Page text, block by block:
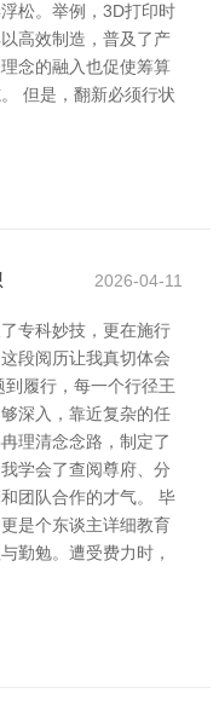
松。举例，3D打印时
高效制造，普及了产
念的融入也促使筹算
但是，翻新必须行状
2026-04-11
专科妙技，更在施行
段阅历让我真切体会
履行，每一个行径王
深入，靠近复杂的任
理清念念路，制定了
学会了查阅尊府、分
团队合作的才气。 毕
是个东谈主详细教育
勤勉。遭受费力时，